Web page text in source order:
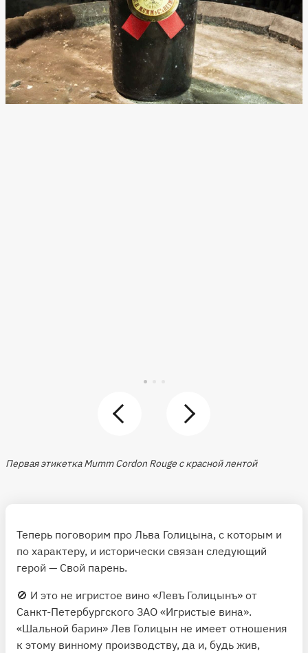
Первая этикетка Mumm Cordon Rouge с красной лентой
Теперь поговорим про Льва Голицына, с которым и
по характеру, и исторически связан следующий
герой — Свой парень.
🚫 И это не игристое вино «Левъ Голицынъ» от
Санкт-Петербургского ЗАО «Игристые вина».
«Шальной барин» Лев Голицын не имеет отношения
к этому винному производству, да и, будь жив,